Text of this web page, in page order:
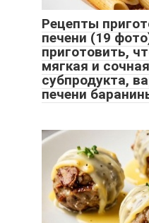
Рецепты
печени (19
приготовить,
мягкая и
субпродукта,
печени